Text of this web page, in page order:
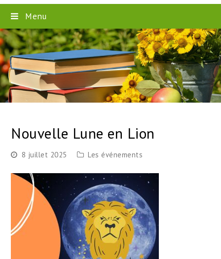
Menu
Nouvelle Lune en Lion
8 juillet 2025 Les événements